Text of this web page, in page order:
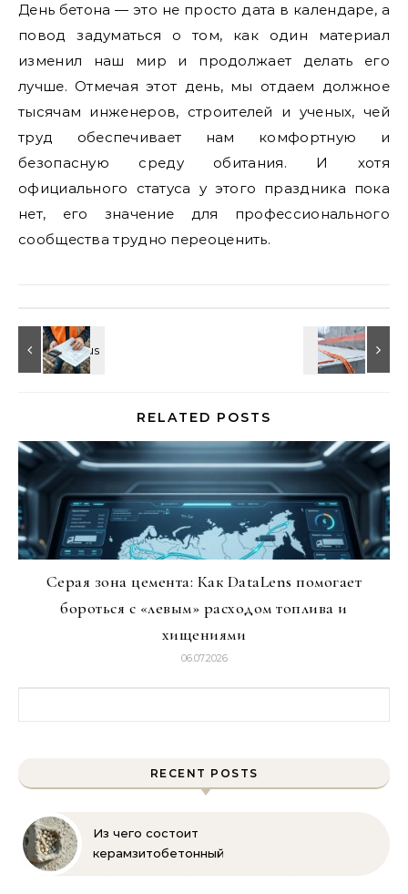
День бетона — это не просто дата в календаре, а
повод задуматься о том, как один материал
изменил наш мир и продолжает делать его
лучше. Отмечая этот день, мы отдаем должное
тысячам инженеров, строителей и ученых, чей
труд обеспечивает нам комфортную и
безопасную среду обитания. И хотя
официального статуса у этого праздника пока
нет, его значение для профессионального
сообщества трудно переоценить.
RELATED POSTS
Серая зона цемента: Как DataLens помогает
бороться с «левым» расходом топлива и
хищениями
06.07.2026
RECENT POSTS
Из чего состоит
керамзитобетонный